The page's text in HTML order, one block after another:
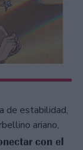
de estabilidad,
ariano,
con el